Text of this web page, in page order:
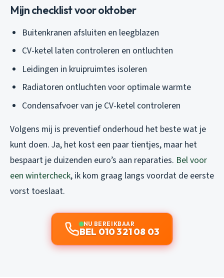
Mijn checklist voor oktober
Buitenkranen afsluiten en leegblazen
CV-ketel laten controleren en ontluchten
Leidingen in kruipruimtes isoleren
Radiatoren ontluchten voor optimale warmte
Condensafvoer van je CV-ketel controleren
Volgens mij is preventief onderhoud het beste wat je
kunt doen. Ja, het kost een paar tientjes, maar het
bespaart je duizenden euro’s aan reparaties. Bel voor
een wintercheck, ik kom graag langs voordat de eerste
vorst toeslaat.
NU BEREIKBAAR
BEL 010 321 08 03